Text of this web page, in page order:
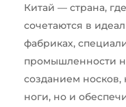
Китай — страна,
сочетаются в
фабриках,
промышленности
созданием носков,
ноги, но и